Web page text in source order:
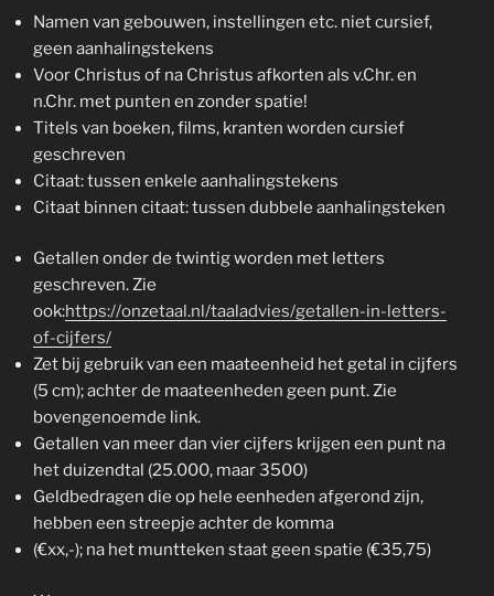
Namen van gebouwen, instellingen etc. niet cursief,
geen aanhalingstekens
Voor Christus of na Christus afkorten als v.Chr. en
n.Chr. met punten en zonder spatie!
Titels van boeken, films, kranten worden cursief
geschreven
Citaat: tussen enkele aanhalingstekens
Citaat binnen citaat: tussen dubbele aanhalingsteken
Getallen onder de twintig worden met letters
geschreven. Zie
ook:https://onzetaal.nl/taaladvies/getallen-in-letters-
of-cijfers/
Zet bij gebruik van een maateenheid het getal in cijfers
(5 cm); achter de maateenheden geen punt. Zie
bovengenoemde link.
Getallen van meer dan vier cijfers krijgen een punt na
het duizendtal (25.000, maar 3500)
Geldbedragen die op hele eenheden afgerond zijn,
hebben een streepje achter de komma
(€xx,-); na het muntteken staat geen spatie (€35,75)